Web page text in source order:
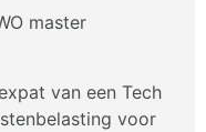
master
van een Tech
voor